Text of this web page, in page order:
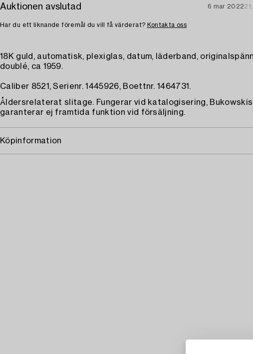
Auktionen avslutad 6 mar 2022
Har du ett liknande föremål du vill få värderat? Kontakta oss
18K guld, automatisk, plexiglas, datum, läderband,
doublé, ca 1959.
Caliber 8521, Serienr. 1445926, Boettnr. 1464731.
Åldersrelaterat slitage. Fungerar vid katalogisering, Bukowskis
garanterar ej framtida funktion vid försäljning.
Köpinformation